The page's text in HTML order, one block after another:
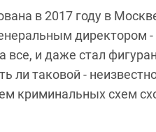
в 2017 году в
директором
и даже стал
ли таковой -
криминальных схем